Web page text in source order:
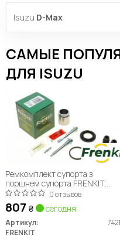
Isuzu D-Max
САМЫЕ
ДЛЯ ISUZU
Ремкомплект супорта з
поршнем супорта FRENKIT
742191
0 отзывов
807 ₴ сегодня
Артикул:
FRENKIT